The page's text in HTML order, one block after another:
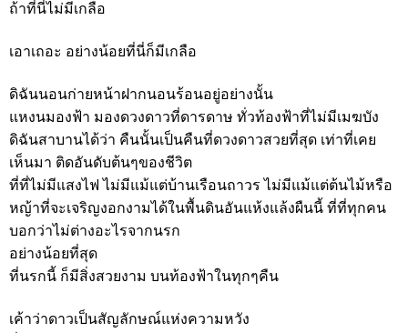
ถ้าที่นี่ไม่มีเกลือ
เอาเถอะ อย่างน้อยที่นี่ก็มีเกลือ
ดิฉันนอนก่ายหน้าฝากนอนร้อนอยู่อย่างนั้น
แหงนมองฟ้า มองดวงดาวที่ดารดาษ ทั่วท้องฟ้าที่ไม่มีเมฆบัง
ดิฉันสาบานได้ว่า คืนนั้นเป็นคืนที่ดวงดาวสวยที่สุด เท่าที่เคย
เห็นมา ติดอันดับต้นๆของชีวิต
ที่ที่ไม่มีแสงไฟ ไม่มีแม้แต่บ้านเรือนถาวร ไม่มีแม้แต่ต้นไม้หรือ
หญ้าที่จะเจริญงอกงามได้ในพื้นดินอันแห้งแล้งผืนนี้ ที่ที่ทุกคน
บอกว่าไม่ต่างอะไรจากนรก
อย่างน้อยที่สุด
ที่นรกนี้ ก็มีสิ่งสวยงาม บนท้องฟ้าในทุกๆคืน
เค้าว่าดาวเป็นสัญลักษณ์แห่งความหวัง